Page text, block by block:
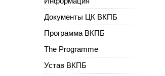
Документы ЦК ВКПБ
Программа ВКПБ
The Programme
Устав ВКПБ